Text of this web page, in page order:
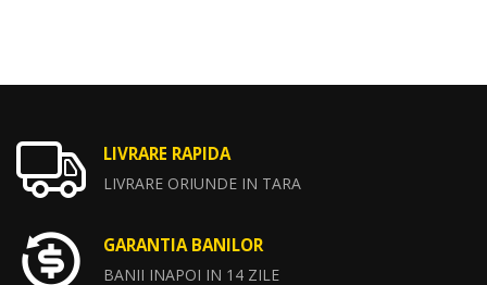
LIVRARE RAPIDA
LIVRARE ORIUNDE IN TARA
GARANTIA BANILOR
BANII INAPOI IN 14 ZILE